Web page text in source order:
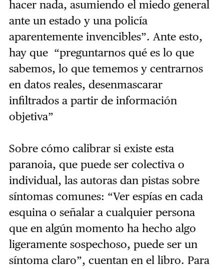
hacer nada, asumiendo el miedo general
ante un estado y una policía
aparentemente invencibles”. Ante esto,
hay que “preguntarnos qué es lo que
sabemos, lo que tememos y centrarnos
en datos reales, desenmascarar
infiltrados a partir de información
objetiva”
Sobre cómo calibrar si existe esta
paranoia, que puede ser colectiva o
individual, las autoras dan pistas sobre
síntomas comunes: “Ver espías en cada
esquina o señalar a cualquier persona
que en algún momento ha hecho algo
ligeramente sospechoso, puede ser un
síntoma claro”, cuentan en el libro. Para